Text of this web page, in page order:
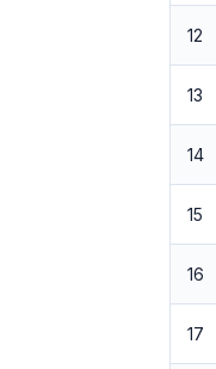
12
13
14
15
16
17